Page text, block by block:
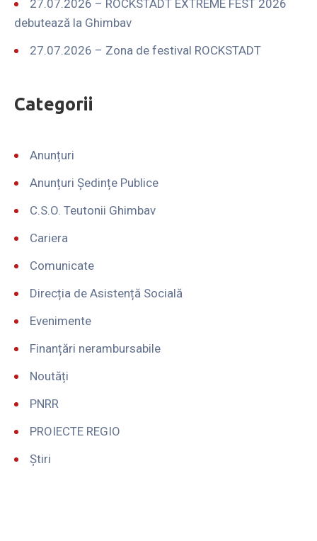
27.07.2026 – ROCKSTADT EXTREME FEST 2026
debutează la Ghimbav
27.07.2026 – Zona de festival ROCKSTADT
Categorii
Anunțuri
Anunțuri Ședințe Publice
C.S.O. Teutonii Ghimbav
Cariera
Comunicate
Direcția de Asistență Socială
Evenimente
Finanțări nerambursabile
Noutăți
PNRR
PROIECTE REGIO
Știri